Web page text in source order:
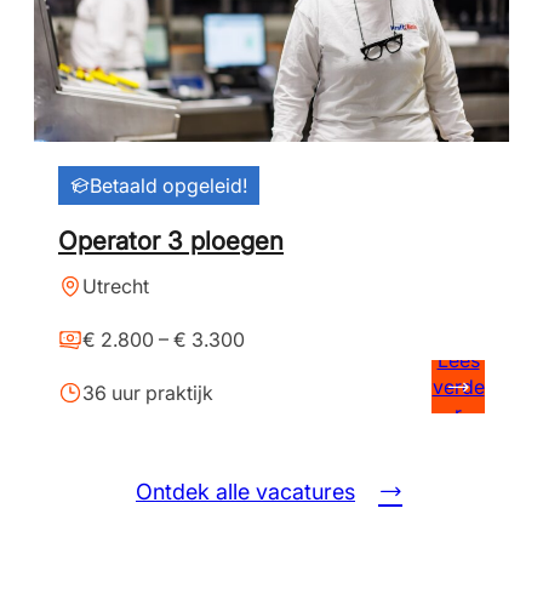
Betaald opgeleid!
Operator 3 ploegen
Utrecht
€ 2.800 – € 3.300
36 uur praktijk
Lees
verde
r
Ontdek alle vacatures